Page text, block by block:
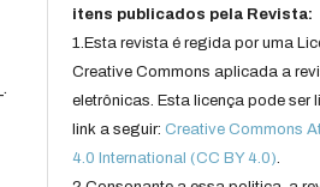
itens publicados pela Revista:
1.Esta revista é regida por uma
Creative Commons aplicada a
eletrônicas. Esta licença pode ser
link a seguir:Creative Commons
4.0 International (CC BY 4.0).